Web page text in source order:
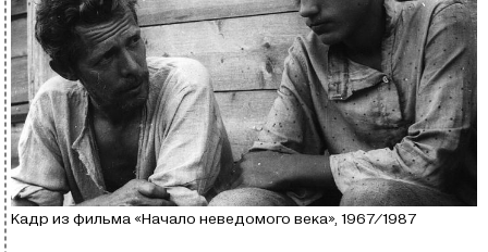
Кадр из фильма «Начало неведомого века», 1967/1987